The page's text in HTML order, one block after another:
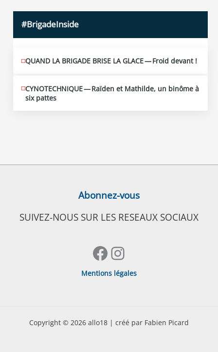
#BrigadeInside
QUAND LA BRIGADE BRISE LA GLACE — Froid devant !
CYNOTECHNIQUE — Raïden et Mathilde, un binôme à
six pattes
Abonnez-vous
SUIVEZ-NOUS SUR LES RESEAUX SOCIAUX
Facebook
Instagram
Mentions légales
Copyright © 2026 allo18 | créé par Fabien Picard